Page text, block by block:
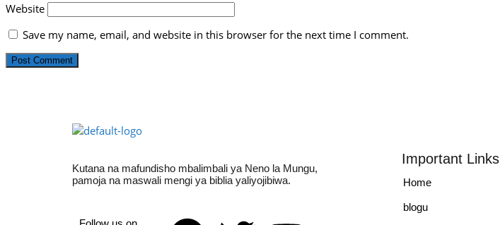
Website
Save my name, email, and website in this browser for the next time I comment.
Kutana na mafundisho mbalimbali ya Neno la Mungu,
pamoja na maswali mengi ya biblia yaliyojibiwa.
Important Links
Home
blogu